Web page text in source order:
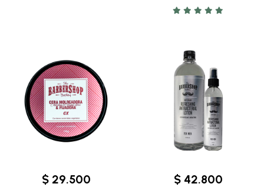
$ 29.500 $ 42.800